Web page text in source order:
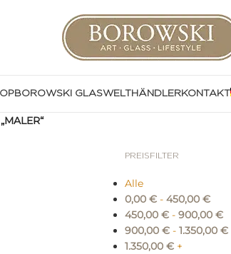
BOROWSKI GLASWELTHÄNDLERKONTAKT
PREISFILTER
Alle
0,00 € - 450,00 €
450,00 € - 900,00 €
900,00 € - 1.350,00 €
1.350,00 € +